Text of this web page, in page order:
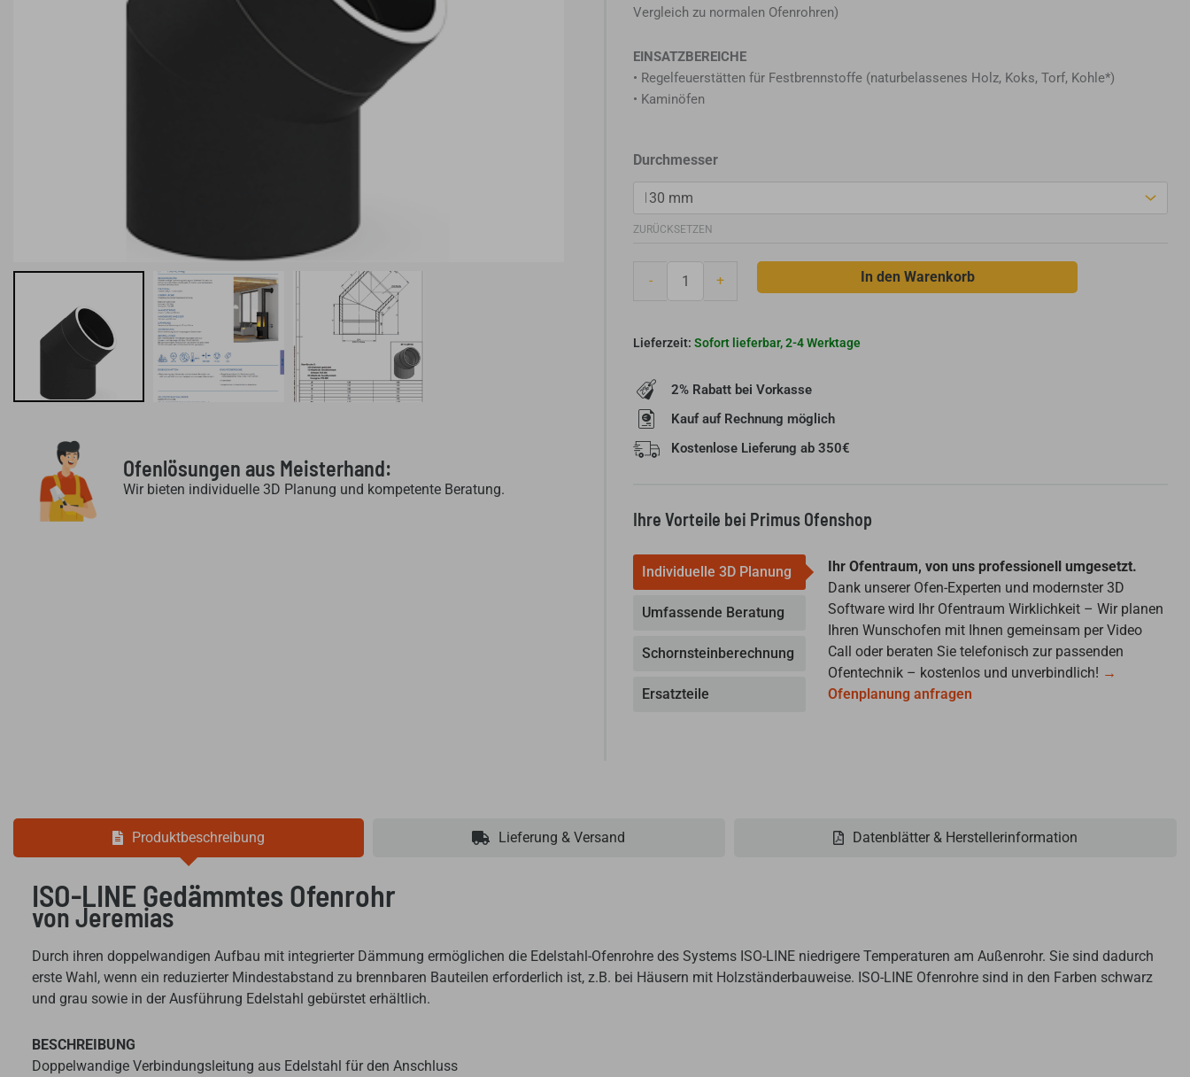
Ofenlösungen aus Meisterhand:
Wir bieten individuelle 3D Planung und kompetente Beratung.
Vergleich zu normalen Ofenrohren)
EINSATZBEREICHE
• Regelfeuerstätten für Festbrennstoffe (naturbelassenes Holz, Koks, Torf, Kohle*)
• Kaminöfen
Durchmesser
ZURÜCKSETZEN
-
Jeremias
ISO-
Line
Winkel
Tür
Gedämmtes
Ofenrohr
Menge
+ In den Warenkorb
Sofort lieferbar, 2-4 Werktage
2% Rabatt bei Vorkasse
Kauf auf Rechnung möglich
Kostenlose Lieferung ab 350€
Ihre Vorteile bei Primus Ofenshop
Individuelle 3D Planung
Umfassende Beratung
Schornsteinberechnung
Ersatzteile
Ihr Ofentraum, von uns professionell umgesetzt.
Dank unserer Ofen-Experten und modernster 3D
Software wird Ihr Ofentraum Wirklichkeit – Wir planen
Ihren Wunschofen mit Ihnen gemeinsam per Video
Call oder beraten Sie telefonisch zur passenden
Ofentechnik – kostenlos und unverbindlich! →
Ofenplanung anfragen
Produktbeschreibung Lieferung & Versand Datenblätter & Herstellerinformation
ISO-LINE Gedämmtes Ofenrohr
von Jeremias
Durch ihren doppelwandigen Aufbau mit integrierter Dämmung ermöglichen die Edelstahl-Ofenrohre des Systems ISO-LINE niedrigere Temperaturen am Außenrohr. Sie sind dadurch
erste Wahl, wenn ein reduzierter Mindestabstand zu brennbaren Bauteilen erforderlich ist, z.B. bei Häusern mit Holzständerbauweise. ISO-LINE Ofenrohre sind in den Farben schwarz
und grau sowie in der Ausführung Edelstahl gebürstet erhältlich.
BESCHREIBUNG
Doppelwandige Verbindungsleitung aus Edelstahl für den Anschluss